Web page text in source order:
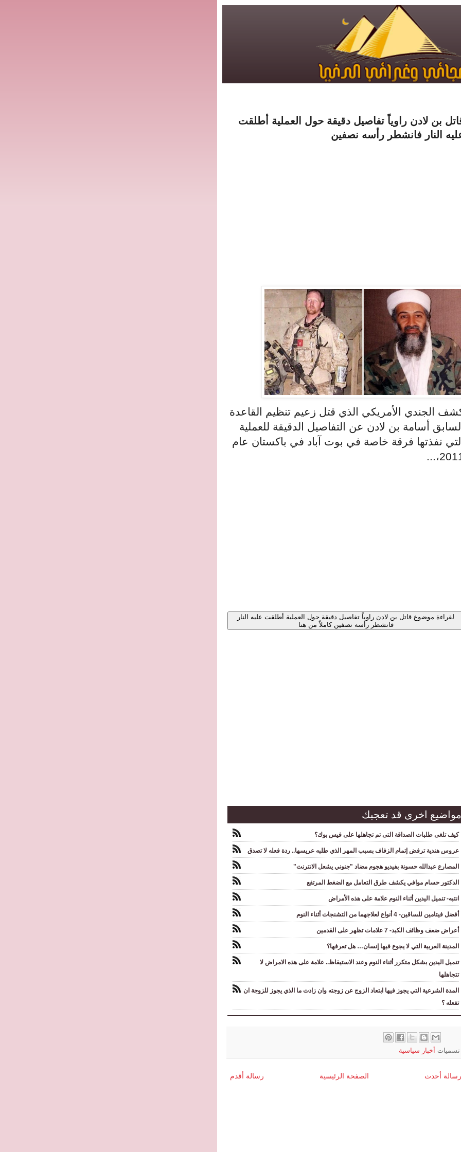
بن لادن راوياً تفاصيل دقيقة حول العملية أطلقت
النار فانشطر رأسه نصفين
الجندي الأمريكي الذي قتل زعيم تنظيم القاعدة
أسامة بن لادن عن التفاصيل الدقيقة للعملية
نفذتها فرقة خاصة في بوت آباد في باكستان عام
لقراءة موضوع قاتل بن لادن راوياً تفاصيل دقيقة حول العملية أطلقت عليه النار
فانشطر رأسه نصفين كاملاً من هنا
مواضيع اخرى قد تعجبك
كيف تلغى طلبات الصداقة التى تم تجاهلها على فيس بوك؟
عروس هندية ترفض إتمام الزفاف بسبب المهر الذي طلبه عريسها.. ردة فعله لا تصدق
المصارع عبدالله حسونة بفيديو هجوم مضاد "جنوني يشعل الانترنت"
الدكتور حسام موافي يكشف طرق التعامل مع الضغط المرتفع
انتبه- تنميل اليدين أثناء النوم علامة على هذه الأمراض
أفضل فيتامين للساقين- 4 أنواع لعلاجهما من التشنجات أثناء النوم
أعراض ضعف وظائف الكبد- 7 علامات تظهر على القدمين
المدينة العربية التي لا يجوع فيها إنسان… هل تعرفها؟
تنميل اليدين بشكل متكرر أثناء النوم وعند الاستيقاظ.. علامة على هذه الامراض لا
تتجاهلها
المدة الشرعية التي يجوز فيها ابتعاد الزوج عن زوجته وان زادت ما الذي يجوز للزوجة ان
تفعله ؟
تسميات أخبار سياسية
رسالة أحدث رسالة أقدم الصفحة الرئيسية